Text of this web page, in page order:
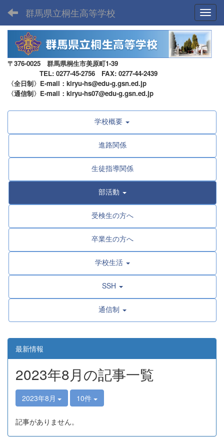
群馬県立桐生高等学校
〒376-0025 群馬県桐生市美原町1-39
TEL: 0277-45-2756 FAX: 0277-44-2439
〈全日制〉E-mail：kiryu-hs@edu-g.gsn.ed.jp
〈通信制〉E-mail：kiryu-hs07@edu-g.gsn.ed.jp
学校概要
進路関係
生徒指導関係
部活動
受検生の方へ
卒業生の方へ
学校生活
SSH
通信制
最新情報
2023年8月の記事一覧
2023年8月 10件
記事がありません。